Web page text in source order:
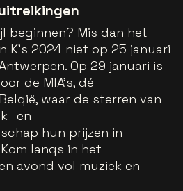
beginnen? Mis dan het
K's 2024 niet op 25 januari
Op 29 januari is
de MIA's, dé
waar de sterren van
en
hun prijzen in
langs in het
avond vol muziek en